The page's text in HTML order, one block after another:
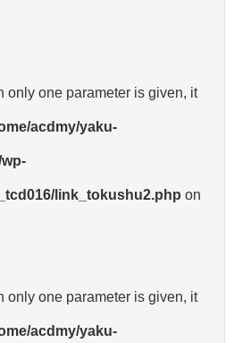
only one parameter is given, it
acdmy/yaku-
link_tokushu2.php on
only one parameter is given, it
acdmy/yaku-